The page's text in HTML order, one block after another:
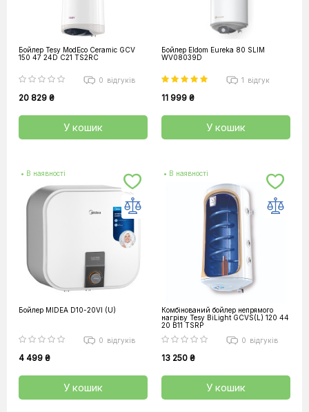
Бойлер Tesy ModEco Ceramic GCV
150 47 24D C21 TS2RC
0 відгуків
20 829 ₴
У кошик
Бойлер Eldom Eureka 80 SLIM
WV08039D
1 відгук
11 999 ₴
У кошик
• В наявності
Бойлер MIDEA D10-20VI (U)
0 відгуків
4 499 ₴
У кошик
• В наявності
Комбінований бойлер непрямого
нагріву Tesy BiLight GCVS(L) 120 44
20 B11 TSRP
0 відгуків
13 250 ₴
У кошик